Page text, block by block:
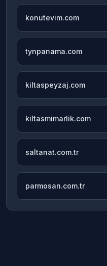
konutevim.com
tynpanama.com
kiltaspeyzaj.com
kiltasmimarlik.com
saltanat.com.tr
parmosan.com.tr